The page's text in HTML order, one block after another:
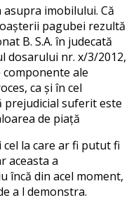
imobilului. Că
pagubei rezultă
B. S.A. în judecată
dosarului nr. x/3/2012,
ale
ca şi în cel
prejudicial suferit este
de piaţă
la care ar fi putut fi
aceasta a
încă din acel moment,
a l demonstra.